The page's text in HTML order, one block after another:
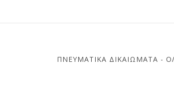
ΠΝΕΥΜΑΤΙΚΆ ΔΙΚΑΙΏΜΑΤΑ -